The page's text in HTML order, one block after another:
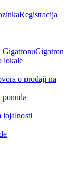
Registracija
GigatronuGigatron
lokale
o prodaji na
ponuda
lojalnosti